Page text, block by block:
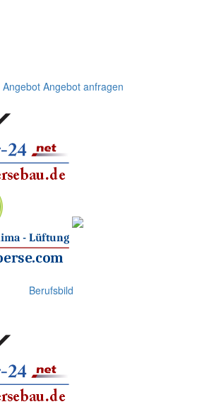
Angebot Angebot anfragen
Berufsbild